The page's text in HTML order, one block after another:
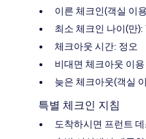
이른 체크인(객실 이
최소 체크인 나이(만):
체크아웃 시간: 정오
비대면 체크아웃 이
늦은 체크아웃(객실
특별 체크인 지침
도착하시면 프런트